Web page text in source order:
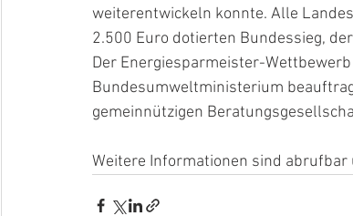
weiterentwickeln konnte. Alle
2.500 Euro dotierten Bundessieg,
Der Energiesparmeister-
Bundesumweltministerium
gemeinnützigen
Weitere Informationen sind